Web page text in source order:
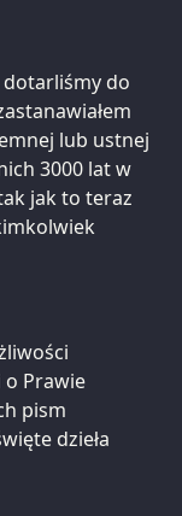
dotarliśmy do
lub ustnej
3000 lat w
jak to teraz
o Prawie
pism
dzieła